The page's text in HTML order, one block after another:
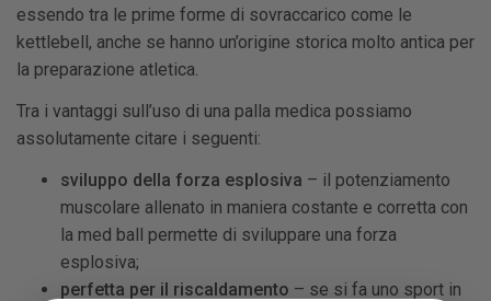
essendo tra le prime forme di sovraccarico come le
kettlebell, anche se hanno un’origine storica molto antica per
la preparazione atletica.
Tra i vantaggi sull’uso di una palla medica possiamo
assolutamente citare i seguenti:
sviluppo della forza esplosiva – il potenziamento
muscolare allenato in maniera costante e corretta con
la med ball permette di sviluppare una forza
esplosiva;
perfetta per il riscaldamento – se si fa uno sport in